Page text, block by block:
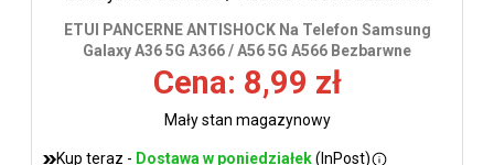
ETUI PANCERNE ANTISHOCK Na Telefon Samsung
Galaxy A36 5G A366 / A56 5G A566 Bezbarwne
Cena: 8,99 zł
Mały stan magazynowy
Kup teraz - Dostawa w poniedziałek(InPost)